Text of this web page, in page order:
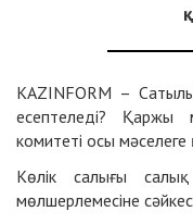
KAZINFORM –
есептеледі? Қаржы
комитеті осы мәселеге
Көлік салығы салық
мөлшерлемесіне